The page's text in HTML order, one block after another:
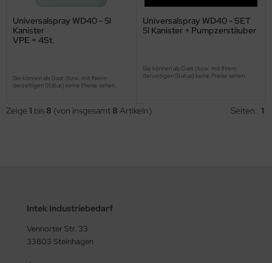
Universalspray WD40 - 5l
Kanister
VPE = 4St.
Sie können als Gast (bzw. mit Ihrem
derzeitigen Status) keine Preise sehen.
Universalspray WD40 - SET
5l Kanister + Pumpzerstäuber
Sie können als Gast (bzw. mit Ihrem
derzeitigen Status) keine Preise sehen.
Zeige 1 bis 8 (von insgesamt 8 Artikeln) Seiten: 1
Intek Industriebedarf
Vennorter Str. 33
33803 Steinhagen